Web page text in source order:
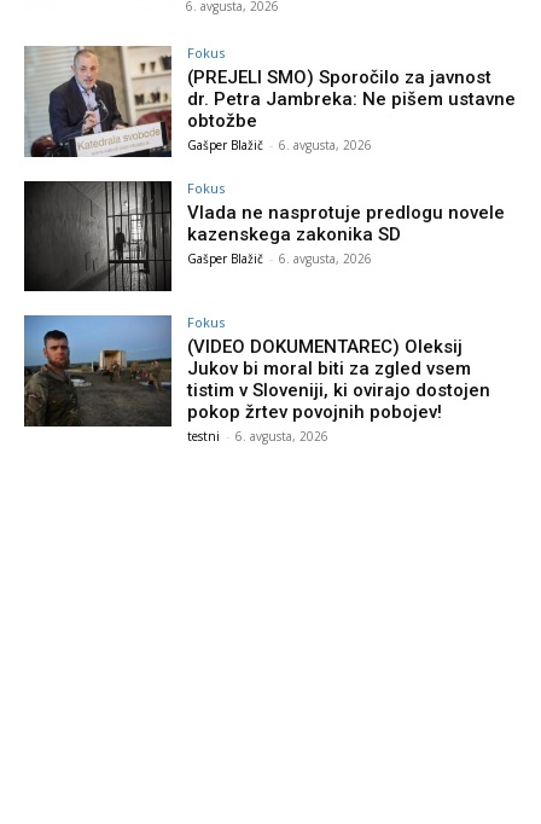
6. avgusta, 2026
Fokus
(PREJELI SMO) Sporočilo za javnost
dr. Petra Jambreka: Ne pišem ustavne
obtožbe
Gašper Blažič - 6. avgusta, 2026
Fokus
Vlada ne nasprotuje predlogu novele
kazenskega zakonika SD
Gašper Blažič - 6. avgusta, 2026
Fokus
(VIDEO DOKUMENTAREC) Oleksij
Jukov bi moral biti za zgled vsem
tistim v Sloveniji, ki ovirajo dostojen
pokop žrtev povojnih pobojev!
testni - 6. avgusta, 2026